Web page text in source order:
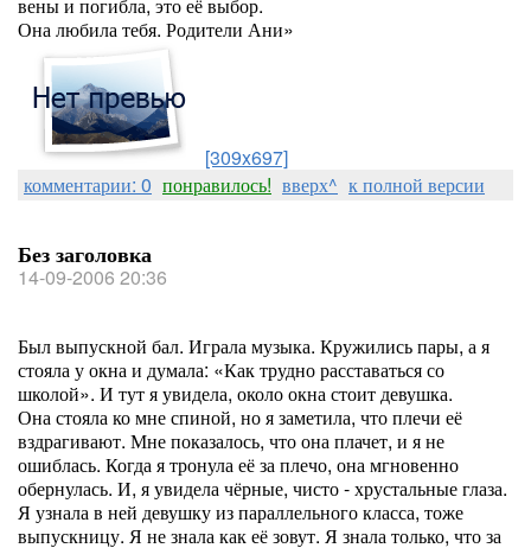
Она любила тебя. Родители Ани»
[309x697]
комментарии: 0 понравилось! вверх^ к полной версии
Без заголовка
14-09-2006 20:36
Был выпускной бал. Играла музыка. Кружились пары, а я
стояла у окна и думала: «Как трудно расставаться со
школой». И тут я увидела, около окна стоит девушка.
Она стояла ко мне спиной, но я заметила, что плечи её
вздрагивают. Мне показалось, что она плачет, и я не
ошиблась. Когда я тронула её за плечо, она мгновенно
обернулась. И, я увидела чёрные, чисто - хрустальные глаза.
Я узнала в ней девушку из параллельного класса, тоже
выпускницу. Я не знала как её зовут. Я знала только, что за